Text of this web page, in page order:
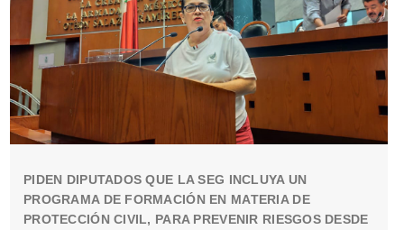
PIDEN DIPUTADOS QUE LA SEG INCLUYA UN
PROGRAMA DE FORMACIÓN EN MATERIA DE
PROTECCIÓN CIVIL, PARA PREVENIR RIESGOS DESDE